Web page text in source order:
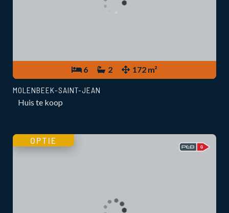
6 2 172 m²
MOLENBEEK-SAINT-JEAN
Huis te koop
OPTIE